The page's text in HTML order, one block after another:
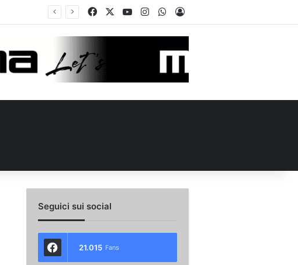
FacebookYou TubeInstagramWhatsApp
Accedi
Seguici sui social
21.015 Fans